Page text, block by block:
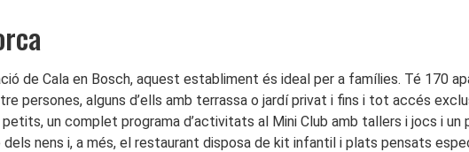
de Cala en Bosch, aquest establiment és ideal per a famílies. Té 170
persones, alguns d’ells amb terrassa o jardí privat i fins i tot accés
un complet programa d’activitats al Mini Club amb tallers i jocs i un
dels nens i, a més, el restaurant disposa de kit infantil i plats pensats